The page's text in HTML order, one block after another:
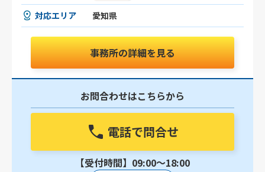
対応エリア 愛知県
事務所の詳細を見る
お問合わせはこちらから
電話で問合せ
【受付時間】09:00〜18:00